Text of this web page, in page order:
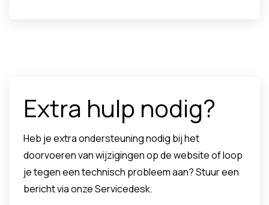
Extra hulp nodig?
Heb je extra ondersteuning nodig bij het
doorvoeren van wijzigingen op de website of loop
je tegen een technisch probleem aan? Stuur een
bericht via onze Servicedesk.